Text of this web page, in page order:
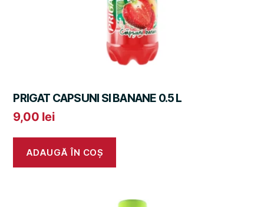
PRIGAT CAPSUNI SI BANANE 0.5 L
9,00 lei
ADAUGĂ ÎN COȘ